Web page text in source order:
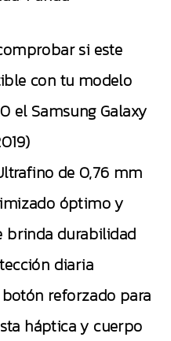
si este
con tu modelo
el Samsung Galaxy
de 0,76 mm
óptimo y
brinda durabilidad
diaria
reforzado para
háptica y cuerpo